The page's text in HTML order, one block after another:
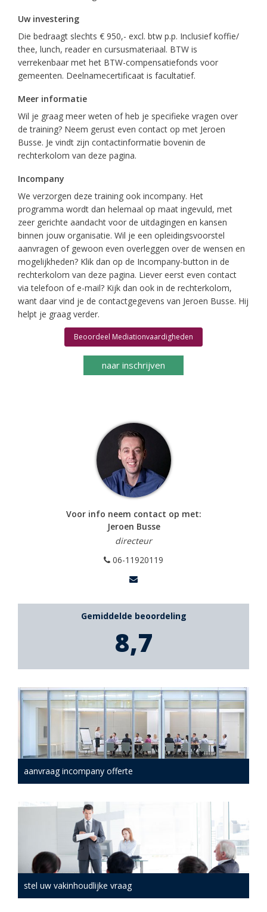
Uw investering
Die bedraagt slechts € 950,- excl. btw p.p. Inclusief koffie/
thee, lunch, reader en cursusmateriaal. BTW is
verrekenbaar met het BTW-compensatiefonds voor
gemeenten. Deelnamecertificaat is facultatief.
Meer informatie
Wil je graag meer weten of heb je specifieke vragen over
de training? Neem gerust even contact op met Jeroen
Busse. Je vindt zijn contactinformatie bovenin de
rechterkolom van deze pagina.
Incompany
We verzorgen deze training ook incompany. Het
programma wordt dan helemaal op maat ingevuld, met
zeer gerichte aandacht voor de uitdagingen en kansen
binnen jouw organisatie. Wil je een opleidingsvoorstel
aanvragen of gewoon even overleggen over de wensen en
mogelijkheden? Klik dan op de Incompany-button in de
rechterkolom van deze pagina. Liever eerst even contact
via telefoon of e-mail? Kijk dan ook in de rechterkolom,
want daar vind je de contactgegevens van Jeroen Busse. Hij
helpt je graag verder.
Beoordeel Mediationvaardigheden
naar inschrijven
Voor info neem contact op met:
Jeroen Busse
directeur
06-11920119
Gemiddelde beoordeling
8,7
aanvraag incompany offerte
stel uw vakinhoudlijke vraag